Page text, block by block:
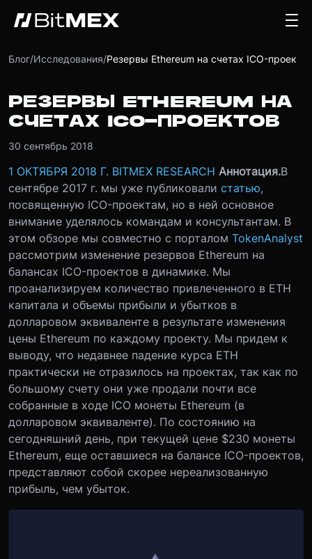
Блог/Исследования/
РЕЗЕРВЫ ETHEREUM НА
СЧЕТАХ ICO-ПРОЕКТОВ
30 сентябрь 2018
1 ОКТЯБРЯ 2018 Г. BITMEX RESEARCH Аннотация.В
сентябре 2017 г. мы уже публиковали статью,
посвященную ICO-проектам, но в ней основное
внимание уделялось командам и консультантам. В
этом обзоре мы совместно с порталом TokenAnalyst
рассмотрим изменение резервов Ethereum на
балансах ICO-проектов в динамике. Мы
проанализируем количество привлеченного в ETH
капитала и объемы прибыли и убытков в
долларовом эквиваленте в результате изменения
цены Ethereum по каждому проекту. Мы придем к
выводу, что недавнее падение курса EТН
практически не отразилось на проектах, так как по
большому счету они уже продали почти все
собранные в ходе ICO монеты Ethereum (в
долларовом эквиваленте). По состоянию на
сегодняшний день, при текущей цене $230 монеты
Ethereum, еще оставшиеся на балансе ICO-проектов,
представляют собой скорее нереализованную
прибыль, чем убыток.